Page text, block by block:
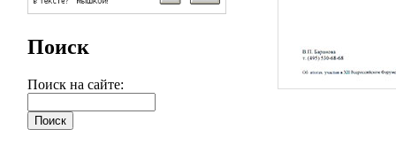
Поиск
Поиск на сайте: